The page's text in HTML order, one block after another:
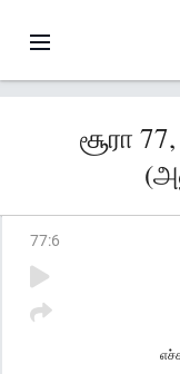
சூரா
77:6